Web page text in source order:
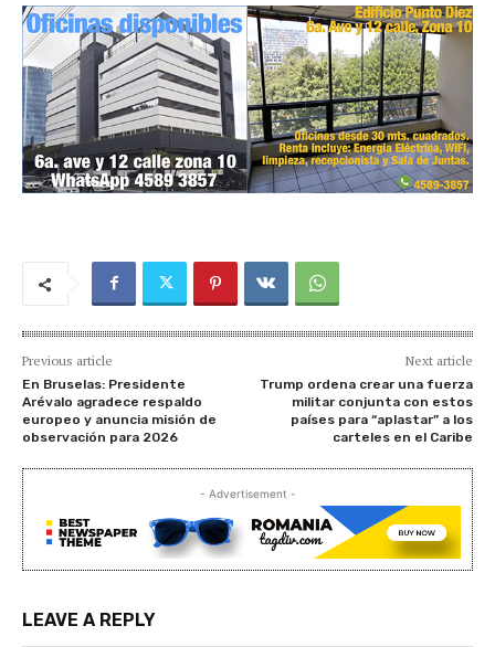
Previous article
En Bruselas: Presidente
Arévalo agradece respaldo
europeo y anuncia misión de
observación para 2026
Next article
Trump ordena crear una fuerza
militar conjunta con estos
países para “aplastar” a los
carteles en el Caribe
- Advertisement -
LEAVE A REPLY